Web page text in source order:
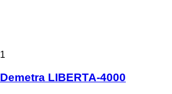
1
Demetra LIBERTA-4000